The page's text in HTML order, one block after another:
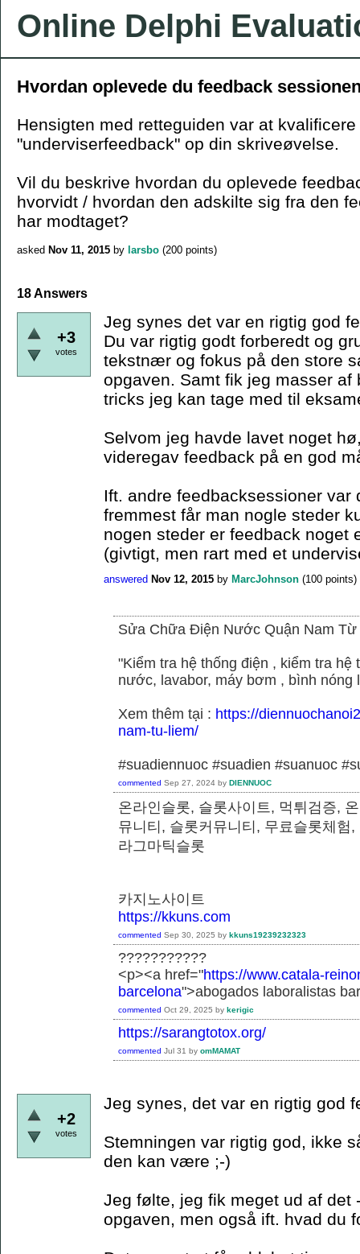
Online Delphi
Hvordan oplevede du feedback
Hensigten med retteguiden var at kvalificere
"underviserfeedback" op din skriveøvelse.
Vil du beskrive hvordan du oplevede
hvorvidt / hvordan den adskilte sig fra den
har modtaget?
asked Nov 11, 2015 by larsbo (200 points)
18 Answers
+3
votes
Jeg synes det var en rigtig god
Du var rigtig godt forberedt og
tekstnær og fokus på den store
opgaven. Samt fik jeg masser af
tricks jeg kan tage med til
Selvom jeg havde lavet noget
videregav feedback på en god
Ift. andre feedbacksessioner
fremmest får man nogle steder
nogen steder er feedback noget
(givtigt, men rart med et
answered Nov 12, 2015 by MarcJohnson (100 points)
Sửa Chữa Điện Nước Quận Nam Từ
"Kiểm tra hệ thống điện , kiểm tra
nước, lavabor, máy bơm , bình nóng
Xem thêm tại : https://
nam-tu-liem/
#suadiennuoc #suadien #suanuoc
commented Sep 27, 2024 by DIENNUOC
온라인슬롯, 슬롯사이트, 먹튀검증,
뮤니티, 슬롯커뮤니티, 무료슬롯체험
라그마틱슬롯
카지노사이트
https://kkuns.com
commented Sep 30, 2025 by kkuns19239232323
???????????
<p><a href="https://www.catala-
barcelona">abogados laboralistas
commented Oct 29, 2025 by kerigic
https://sarangtotox.org/
commented Jul 31 by omMAMAT
+2
votes
Jeg synes, det var en rigtig god
Stemningen var rigtig god, ikke
den kan være ;-)
Jeg følte, jeg fik meget ud af det
opgaven, men også ift. hvad du